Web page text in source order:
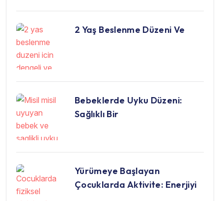
2 Yaş Beslenme Düzeni Ve
Bebeklerde Uyku Düzeni:
Sağlıklı Bir
Yürümeye Başlayan
Çocuklarda Aktivite: Enerjiyi